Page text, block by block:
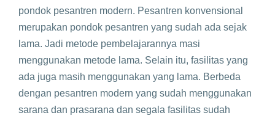
pondok pesantren modern. Pesantren konvensional
merupakan pondok pesantren yang sudah ada sejak
lama. Jadi metode pembelajarannya masi
menggunakan metode lama. Selain itu, fasilitas yang
ada juga masih menggunakan yang lama. Berbeda
dengan pesantren modern yang sudah menggunakan
sarana dan prasarana dan segala fasilitas sudah